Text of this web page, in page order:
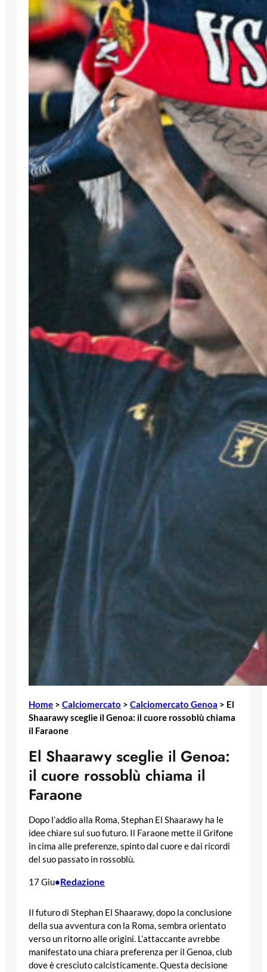
Home > Calciomercato > Calciomercato Genoa > El
Shaarawy sceglie il Genoa: il cuore rossoblù chiama
il Faraone
El Shaarawy sceglie il Genoa:
il cuore rossoblù chiama il
Faraone
Dopo l’addio alla Roma, Stephan El Shaarawy ha le
idee chiare sul suo futuro. Il Faraone mette il Grifone
in cima alle preferenze, spinto dal cuore e dai ricordi
del suo passato in rossoblù.
17 Giu•Redazione
Il futuro di Stephan El Shaarawy, dopo la conclusione
della sua avventura con la Roma, sembra orientato
verso un ritorno alle origini. L’attaccante avrebbe
manifestato una chiara preferenza per il Genoa, club
dove è cresciuto calcisticamente. Questa decisione